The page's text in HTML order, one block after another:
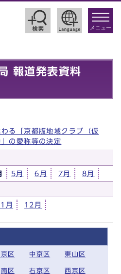
toggle
メニュー
報道発表資料
る「京都版地域クラブ（仮
の愛称等の決定
5月 6月 7月 8月
月 12月
区 中京区 東山区
南区 右京区 西京区